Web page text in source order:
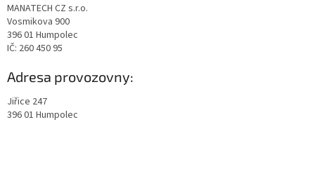
MANATECH CZ s.r.o.
Vosmikova 900
396 01 Humpolec
IČ: 260 450 95
Adresa provozovny:
Jiřice 247
396 01 Humpolec